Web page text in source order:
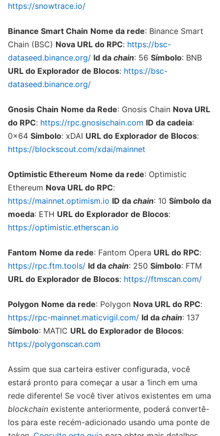
https://snowtrace.io/
Binance Smart Chain Nome da rede: Binance Smart
Chain (BSC) Nova URL do RPC: https://bsc-
dataseed.binance.org/ Id da chain: 56 Símbolo: BNB
URL do Explorador de Blocos: https://bsc-
dataseed.binance.org/
Gnosis Chain Nome da Rede: Gnosis Chain Nova URL
do RPC: https://rpc.gnosischain.com ID da cadeia:
0x64 Símbolo: xDAI URL do Explorador de Blocos:
https://blockscout.com/xdai/mainnet
Optimistic Ethereum Nome da rede: Optimistic
Ethereum Nova URL do RPC:
https://mainnet.optimism.io ID da chain: 10 Símbolo da
moeda: ETH URL do Explorador de Blocos:
https://optimistic.etherscan.io
Fantom Nome da rede: Fantom Opera URL do RPC:
https://rpc.ftm.tools/ Id da chain: 250 Símbolo: FTM
URL do Explorador de Blocos: https://ftmscan.com/
Polygon Nome da rede: Polygon Nova URL do RPC:
https://rpc-mainnet.maticvigil.com/ Id da chain: 137
Símbolo: MATIC URL do Explorador de Blocos:
https://polygonscan.com
Assim que sua carteira estiver configurada, você
estará pronto para começar a usar a 1inch em uma
rede diferente! Se você tiver ativos existentes em uma
blockchain existente anteriormente, poderá convertê-
los para este recém-adicionado usando uma ponte de